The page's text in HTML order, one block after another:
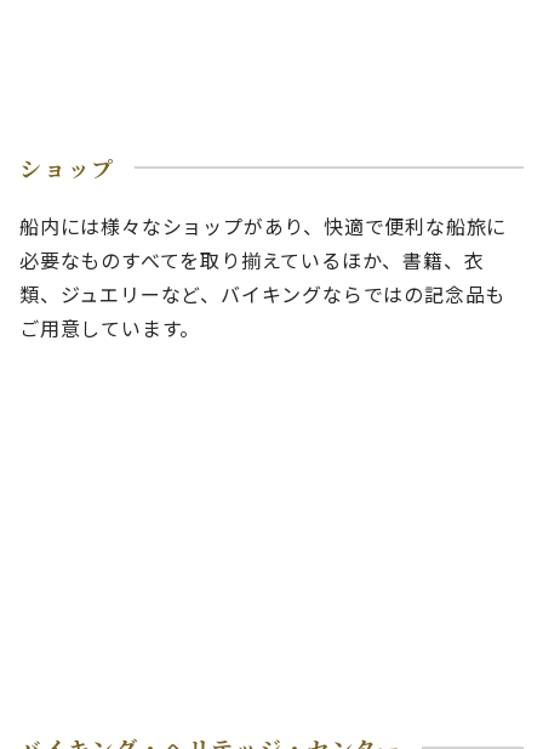
ショップ
船内には様々なショップがあり、快適で便利な船旅に
必要なものすべてを取り揃えているほか、書籍、衣
類、ジュエリーなど、バイキングならではの記念品も
ご用意しています。